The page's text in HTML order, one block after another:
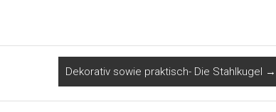
Dekorativ sowie praktisch- Die Stahlkugel →